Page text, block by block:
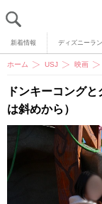
新着情報 ディズニーラ
ホーム USJ 映画
ドンキーコング
は斜めから）